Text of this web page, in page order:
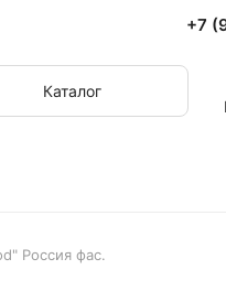
+7
Каталог
Россия фас.